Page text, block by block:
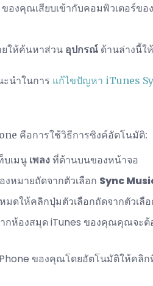
องคุณเสียบเข้ากับคอมพิวเตอร์ข
ให้ค้นหาส่วน อุปกรณ์ ด้านล่างนี้
นำในการ แก้ไขปัญหา iTunes
คือการใช้วิธีการซิงค์อัตโนมัติ:
บเมนู เพลงที่ด้านบนของหน้าจอ
งหมายถัดจากตัวเลือก Sync
มดให้คลิกปุ่มตัวเลือกถัดจากตัวเลื
ากห้องสมุด iTunes ของคุณคุณจะ
ของคุณโดยอัตโนมัติให้คลิ